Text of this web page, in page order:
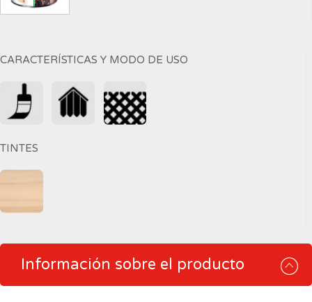
CARACTERÍSTICAS Y MODO DE USO
TINTES
Información sobre el producto